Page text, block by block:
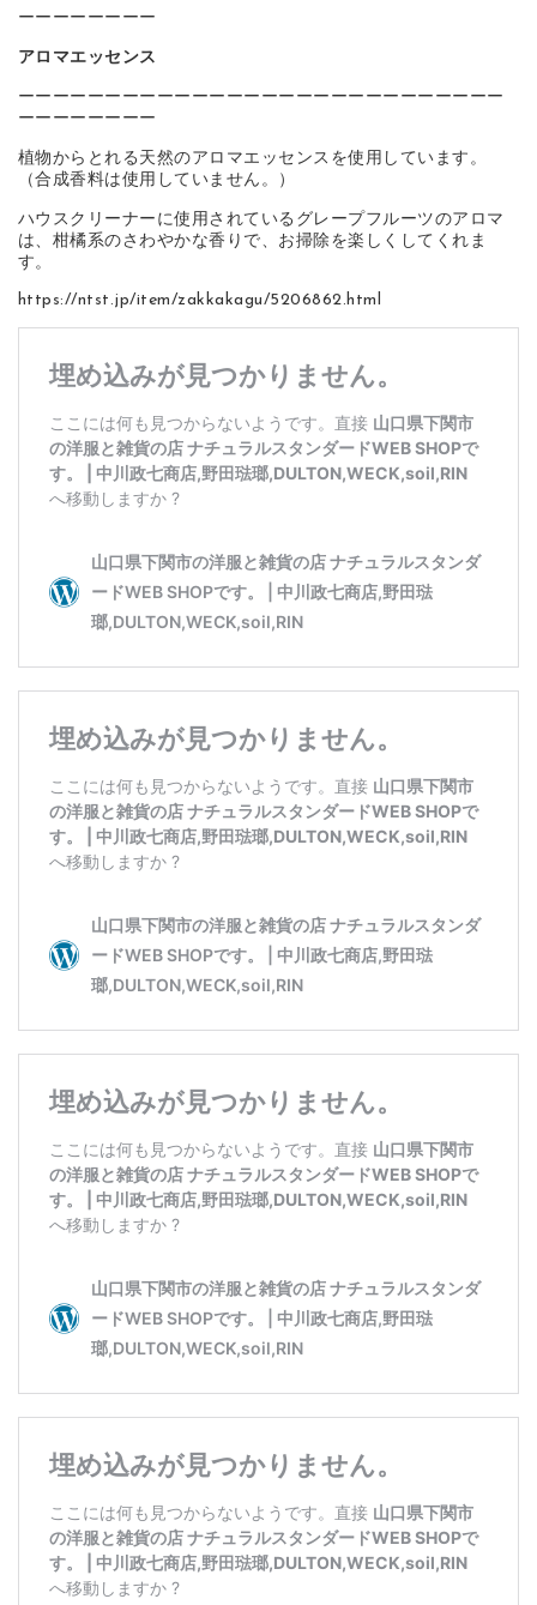
ーーーーーーーー
アロマエッセンス
ーーーーーーーーーーーーーーーーーーーーーーーーーーーー
ーーーーーーーー
植物からとれる天然のアロマエッセンスを使用しています。
（合成香料は使用していません。）
ハウスクリーナーに使用されているグレープフルーツのアロマ
は、柑橘系のさわやかな香りで、お掃除を楽しくしてくれま
す。
https://ntst.jp/item/zakkakagu/5206862.html